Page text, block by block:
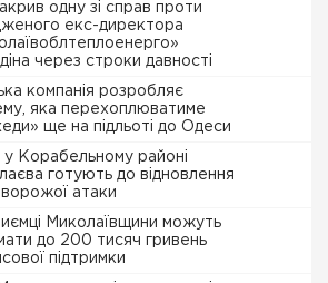
одну зі справ проти
екс-директора
через строки давності
компанія розробляє
яка перехоплюватиме
ще на підльоті до Одеси
у Корабельному районі
готують до відновлення
ворожої атаки
Миколаївщини можуть
до 200 тисяч гривень
підтримки